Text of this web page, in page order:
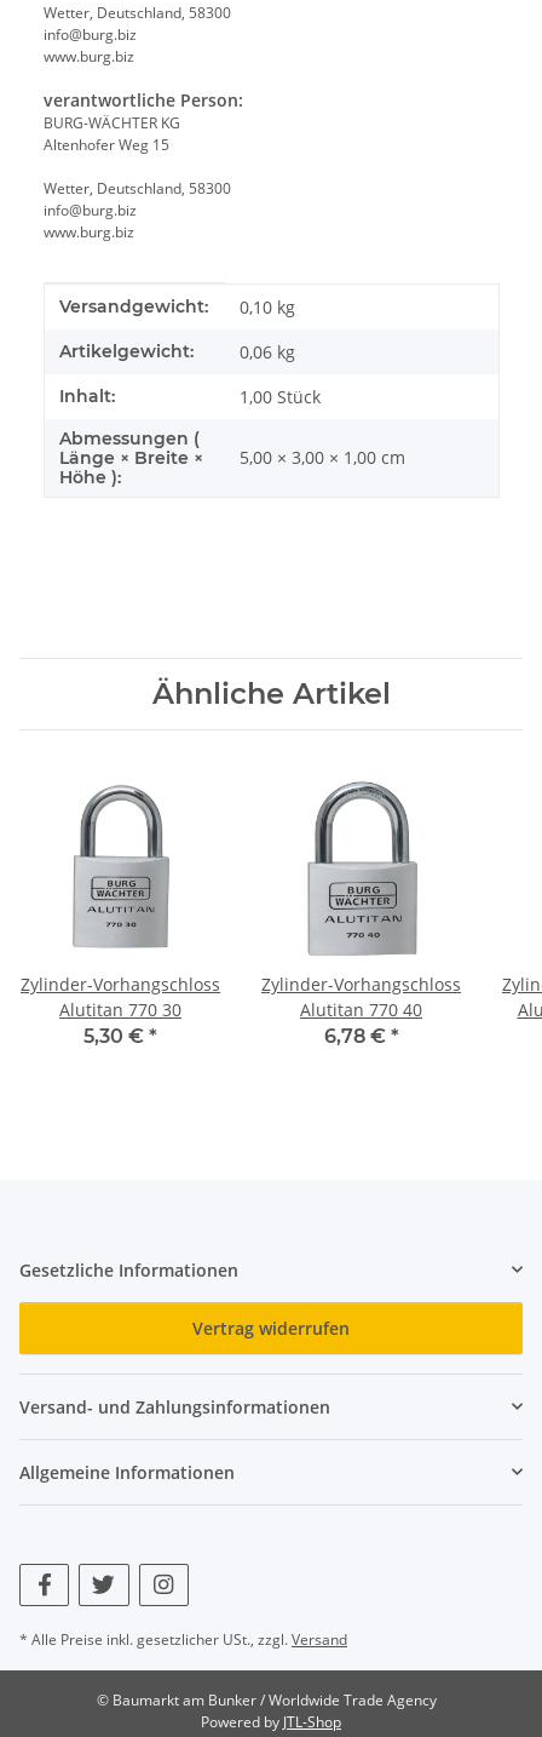
Wetter, Deutschland, 58300
info@burg.biz
www.burg.biz
verantwortliche Person:
BURG-WÄCHTER KG
Altenhofer Weg 15
Wetter, Deutschland, 58300
info@burg.biz
www.burg.biz
Produkteigenschaft
Wert
Versandgewicht: 0,10 kg
Artikelgewicht: 0,06 kg
Inhalt: 1,00 Stück
Abmessungen (
Länge × Breite ×
Höhe ):
5,00 × 3,00 × 1,00 cm
Ähnliche Artikel
Zylinder-Vorhangschloss
Alutitan 770 30
5,30 € *
Zylinder-Vorhangschloss
Alutitan 770 40
6,78 € *
Gesetzliche Informationen
Vertrag widerrufen
Versand- und Zahlungsinformationen
Allgemeine Informationen
* Alle Preise inkl. gesetzlicher USt., zzgl.Versand
© Baumarkt am Bunker / Worldwide Trade Agency
Powered by JTL-Shop